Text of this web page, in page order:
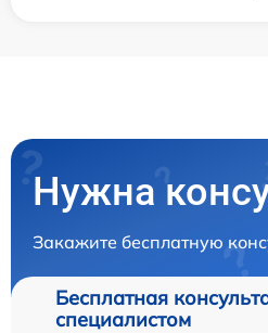
Нужна
Закажите бесплатную
Бесплатная
специалистом